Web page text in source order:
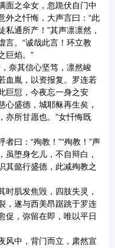
面之伞女，忽跪伏自门中
外之忏悔，大声言曰：“此
通所产！”其声凛凛然，
言。“诚哉此言！环立教
巨焰。”
奈其信心坚笃，凛然峻
血胤，以资报复。罗连若
巨愆，今夜忘一身之安
心盛德，城耶稣再生矣，
亦所甘愿也。”女忏悔既
曰：“殉教！”“殉教！”声
虽堕身乞儿，不自辩白，
其懿行盛德，此减殉教之
肌发焦毁，四肢失灵，
，遂与西美昂踞跳于罗连
促，弥留在即，唯以平日
中，背门而立，肃然宣